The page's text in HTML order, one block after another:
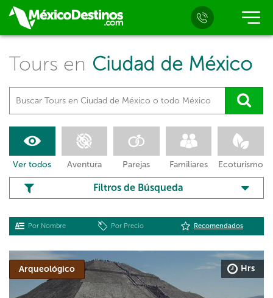
Tours en Ciudad de México
Ver todos Aventura Parejas Familiares Ecoturismo
Filtros de Búsqueda
Por Nombre Por Precio Recomendados
Arqueológico Hrs